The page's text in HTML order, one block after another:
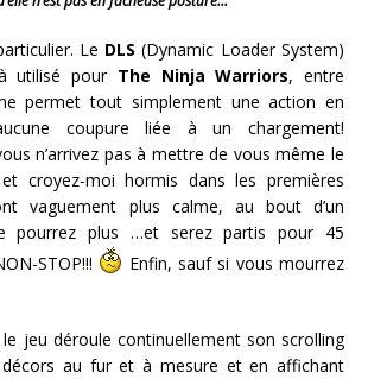
Le DLS (Dynamic Loader System)
utilisé pour The Ninja Warriors, entre
permet tout simplement une action en
coupure liée à un chargement!
n’arrivez pas à mettre de vous même le
croyez-moi hormis dans les premières
vaguement plus calme, au bout d’un
pourrez plus …et serez partis pour 45
STOP!!!
Enfin, sauf si vous mourrez
jeu déroule continuellement son scrolling
au fur et à mesure et en affichant